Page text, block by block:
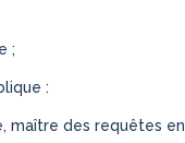
;
:
maître des requêtes